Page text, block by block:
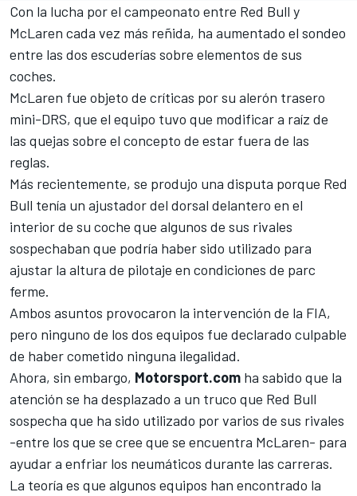
Con la lucha por el campeonato entre Red Bull y
McLaren cada vez más reñida, ha aumentado el sondeo
entre las dos escuderías sobre elementos de sus
coches.
McLaren fue objeto de críticas por su alerón trasero
mini-DRS, que el equipo tuvo que modificar a raíz de
las quejas sobre el concepto de estar fuera de las
reglas.
Más recientemente, se produjo una disputa porque Red
Bull tenía un ajustador del dorsal delantero en el
interior de su coche que algunos de sus rivales
sospechaban que podría haber sido utilizado para
ajustar la altura de pilotaje en condiciones de parc
ferme.
Ambos asuntos provocaron la intervención de la FIA,
pero ninguno de los dos equipos fue declarado culpable
de haber cometido ninguna ilegalidad.
Ahora, sin embargo, Motorsport.com ha sabido que la
atención se ha desplazado a un truco que Red Bull
sospecha que ha sido utilizado por varios de sus rivales
-entre los que se cree que se encuentra McLaren- para
ayudar a enfriar los neumáticos durante las carreras.
La teoría es que algunos equipos han encontrado la